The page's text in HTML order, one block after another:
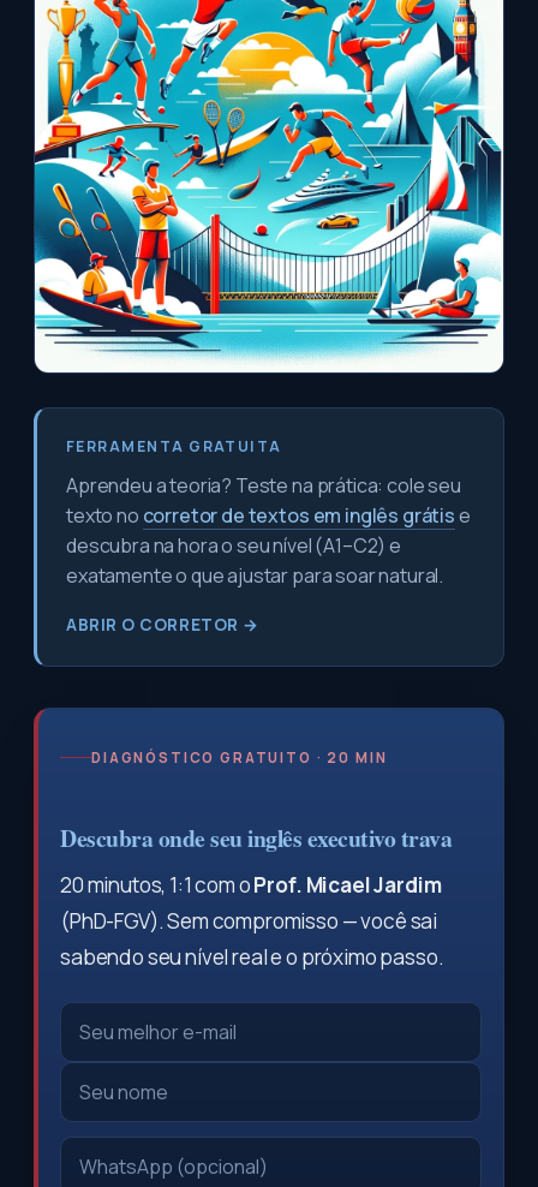
FERRAMENTA GRATUITA
Aprendeu a teoria? Teste na prática: cole seu
texto no corretor de textos em inglês grátise
descubra na hora o seu nível (A1–C2) e
exatamente o que ajustar para soar natural.
ABRIR O CORRETOR →
DIAGNÓSTICO GRATUITO · 20 MIN
Descubra onde seu inglês executivo trava
20 minutos, 1:1 com oProf. Micael Jardim
(PhD-FGV). Sem compromisso — você sai
sabendo seu nível real e o próximo passo.